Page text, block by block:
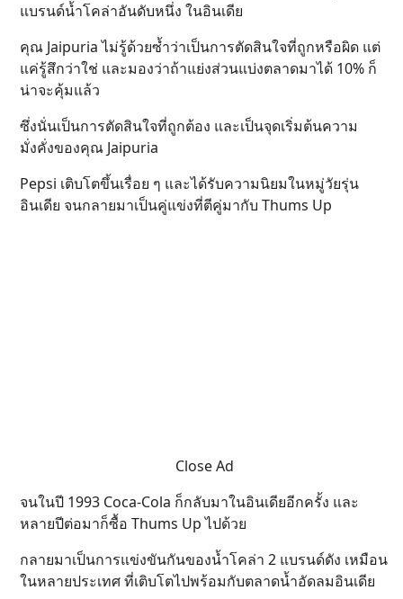
แบรนด์น้ำโคล่าอันดับหนึ่ง ในอินเดีย
คุณ Jaipuria ไม่รู้ด้วยซ้ำว่าเป็นการตัดสินใจที่ถูกหรือผิด แต่
แค่รู้สึกว่าใช่ และมองว่าถ้าแย่งส่วนแบ่งตลาดมาได้ 10% ก็
น่าจะคุ้มแล้ว
ซึ่งนั่นเป็นการตัดสินใจที่ถูกต้อง และเป็นจุดเริ่มต้นความ
มั่งคั่งของคุณ Jaipuria
Pepsi เติบโตขึ้นเรื่อย ๆ และได้รับความนิยมในหมู่วัยรุ่น
อินเดีย จนกลายมาเป็นคู่แข่งที่ตีคู่มากับ Thums Up
Close Ad
จนในปี 1993 Coca-Cola ก็กลับมาในอินเดียอีกครั้ง และ
หลายปีต่อมาก็ซื้อ Thums Up ไปด้วย
กลายมาเป็นการแข่งขันกันของน้ำโคล่า 2 แบรนด์ดัง เหมือน
ในหลายประเทศ ที่เติบโตไปพร้อมกับตลาดน้ำอัดลมอินเดีย